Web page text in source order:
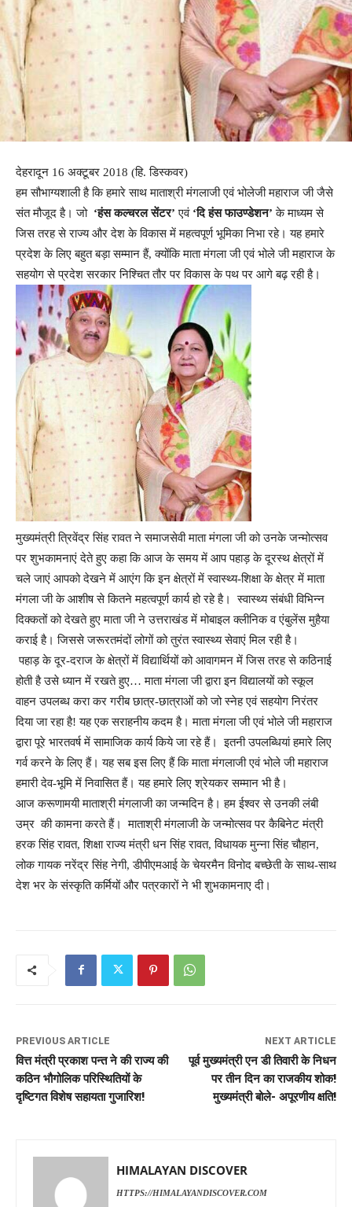
देहरादून 16 अक्टूबर 2018 (हि. डिस्कवर)
हम सौभाग्यशाली है कि हमारे साथ माताश्री मंगलाजी एवं भोलेजी महाराज जी जैसे
संत मौजूद है। जो ‘हंस कल्चरल सेंटर’ एवं ‘दि हंस फाउण्डेशन’ के माध्यम से
जिस तरह से राज्य और देश के विकास में महत्वपूर्ण भूमिका निभा रहे। यह हमारे
प्रदेश के लिए बहुत बड़ा सम्मान हैं, क्योंकि माता मंगला जी एवं भोले जी महाराज के
सहयोग से प्रदेश सरकार निश्चित तौर पर विकास के पथ पर आगे बढ़ रही है।
मुख्यमंत्री त्रिवेंद्र सिंह रावत ने समाजसेवी माता मंगला जी को उनके जन्मोत्सव
पर शुभकामनाएं देते हुए कहा कि आज के समय में आप पहाड़ के दूरस्थ क्षेत्रों में
चले जाएं आपको देखने में आएंग कि इन क्षेत्रों में स्वास्थ्य-शिक्षा के क्षेत्र में माता
मंगला जी के आशीष से कितने महत्वपूर्ण कार्य हो रहे है। स्वास्थ्य संबंधी विभिन्न
दिक्कतों को देखते हुए माता जी ने उत्तराखंड में मोबाइल क्लीनिक व एंबुलेंस मुहैया
कराई है। जिससे जरूरतमंदों लोगों को तुरंत स्वास्थ्य सेवाएं मिल रही है।
पहाड़ के दूर-दराज के क्षेत्रों में विद्यार्थियों को आवागमन में जिस तरह से कठिनाई
होती है उसे ध्यान में रखते हुए… माता मंगला जी द्वारा इन विद्यालयों को स्कूल
वाहन उपलब्ध करा कर गरीब छात्र-छात्राओं को जो स्नेह एवं सहयोग निरंतर
दिया जा रहा है! यह एक सराहनीय कदम है। माता मंगला जी एवं भोले जी महाराज
द्वारा पूरे भारतवर्ष में सामाजिक कार्य किये जा रहे हैं। इतनी उपलब्धियां हमारे लिए
गर्व करने के लिए हैं। यह सब इस लिए हैं कि माता मंगलाजी एवं भोले जी महाराज
हमारी देव-भूमि में निवासित हैं। यह हमारे लिए श्रेयकर सम्मान भी है।
आज करूणामयी माताश्री मंगलाजी का जन्मदिन है। हम ईश्वर से उनकी लंबी
उम्र की कामना करते हैं। माताश्री मंगलाजी के जन्मोत्सव पर कैबिनेट मंत्री
हरक सिंह रावत, शिक्षा राज्य मंत्री धन सिंह रावत, विधायक मुन्ना सिंह चौहान,
लोक गायक नरेंद्र सिंह नेगी, डीपीएमआई के चेयरमैन विनोद बच्छेती के साथ-साथ
देश भर के संस्कृति कर्मियों और पत्रकारों ने भी शुभकामनाए दी।
PREVIOUS ARTICLE
वित्त मंत्री प्रकाश पन्त ने की राज्य की
कठिन भौगोलिक परिस्थितियों के
दृष्टिगत विशेष सहायता गुजारिश!
NEXT ARTICLE
पूर्व मुख्यमंत्री एन डी तिवारी के निधन
पर तीन दिन का राजकीय शोक!
मुख्यमंत्री बोले- अपूरणीय क्षति!
HIMALAYAN DISCOVER
HTTPS://HIMALAYANDISCOVER.COM